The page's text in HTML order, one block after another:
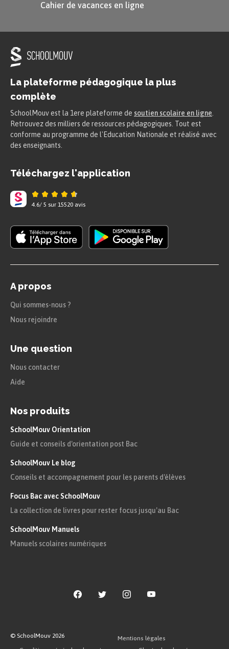
Cahier de vacances en ligne
La plateforme pédagogique la plus
complète
SchoolMouv est la 1ere plateforme de soutien scolaire en ligne
Retrouvez des milliers de ressources pédagogiques. Tout est
conforme au programme de l'Education Nationale et réalisé avec
des enseignants.
Téléchargez l'application
4.6/ 5 sur 15520 avis
A propos
Qui sommes-nous ?
Nous rejoindre
Une question
Nous contacter
Aide
Nos produits
SchoolMouv Orientation
Guide et conseils d'orientation post Bac
SchoolMouv Le blog
Conseils et accompagnement pour les parents d'élèves
Focus Bac avec SchoolMouv
La collection de livres pour rester focus jusqu'au Bac
SchoolMouv Manuels
Manuels scolaires numériques
© SchoolMouv 2026
Mentions légales